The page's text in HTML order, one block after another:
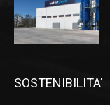
SOSTENIBILITA'